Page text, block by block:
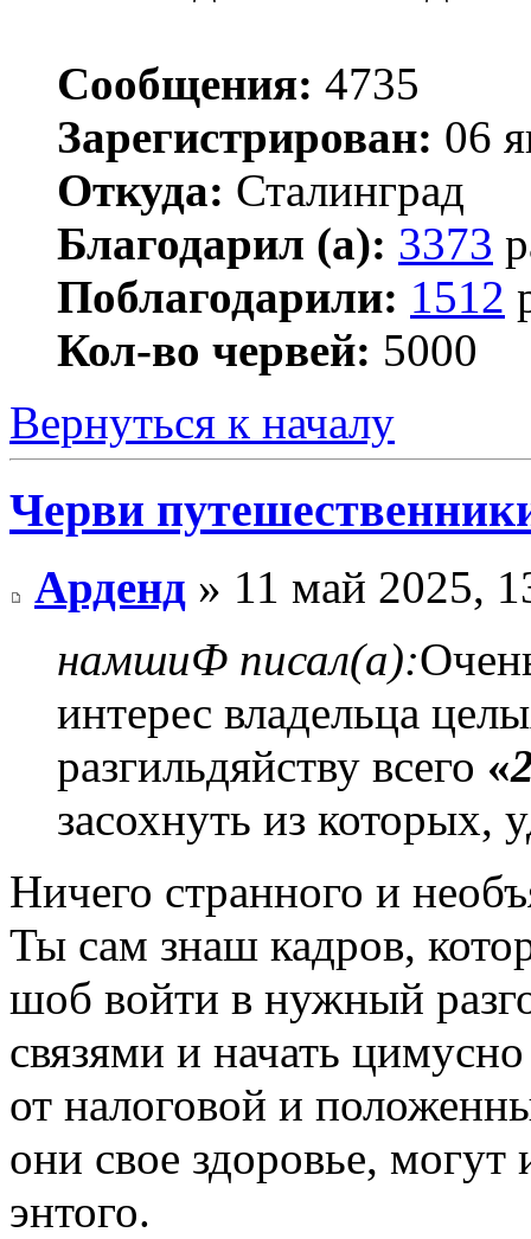
Сообщения: 4735
Зарегистрирован: 06
Откуда: Сталинград
Благодарил (а): 3373
Поблагодарили: 1512
Кол-во червей: 5000
Вернуться к началу
Черви
Арденд » 11 май 2025,
намшиФ писал(а):
интерес владельца
разгильдяйству всего «
засохнуть из которых,
Ничего странного и
Ты сам знаш кадров,
шоб войти в нужный
связями и начать
от налоговой и
они свое здоровье, могут
энтого.